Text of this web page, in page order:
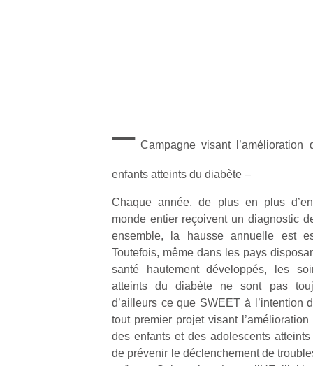
– Campagne visant l’amélioration
enfants atteints du diabète –
Chaque année, de plus en plus
monde entier reçoivent un diagnostic
ensemble, la hausse annuelle est
Toutefois, même dans les pays
santé hautement développés, les
atteints du diabète ne sont pas
d’ailleurs ce que SWEET à l’intention
tout premier projet visant
des enfants et des adolescents
de prévenir le déclenchement de